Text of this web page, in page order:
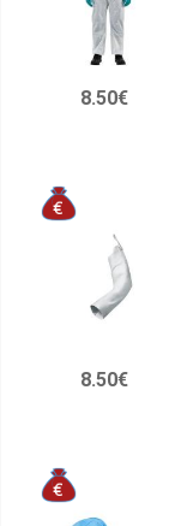
8.50€
8.50€